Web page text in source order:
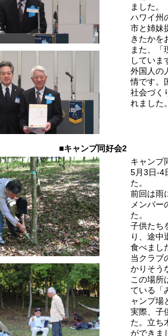
ました。
ハワイ州
市と姉妹
きたかを
また、「
していま
外国人の
情です。
社会づく
れました。
■キャンプ同好会2
キャンプ
5月3日-4
た。
前回は雨
メンバー
た。
子供たち
り、途中
食べまし
当クラブ
かりそう
この場所
ている「
ャンプ場
実際、子
た。立ち
ができま